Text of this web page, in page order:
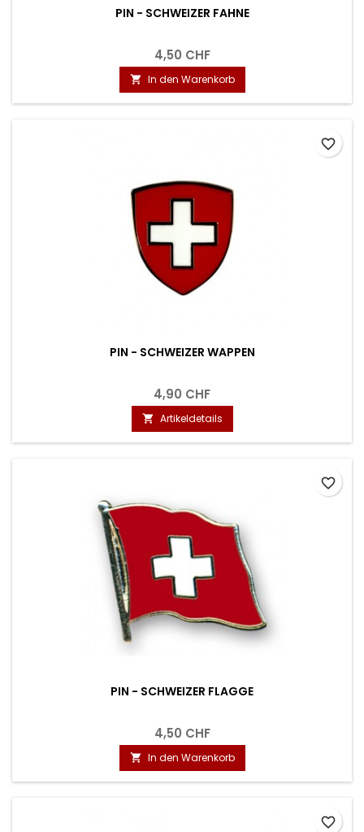
PIN - SCHWEIZER FAHNE
4,50 CHF
 In den Warenkorb
PIN - SCHWEIZER WAPPEN
4,90 CHF
 Artikeldetails
favorite_border
PIN - SCHWEIZER FLAGGE
4,50 CHF
 In den Warenkorb
favorite_border
favorite_border